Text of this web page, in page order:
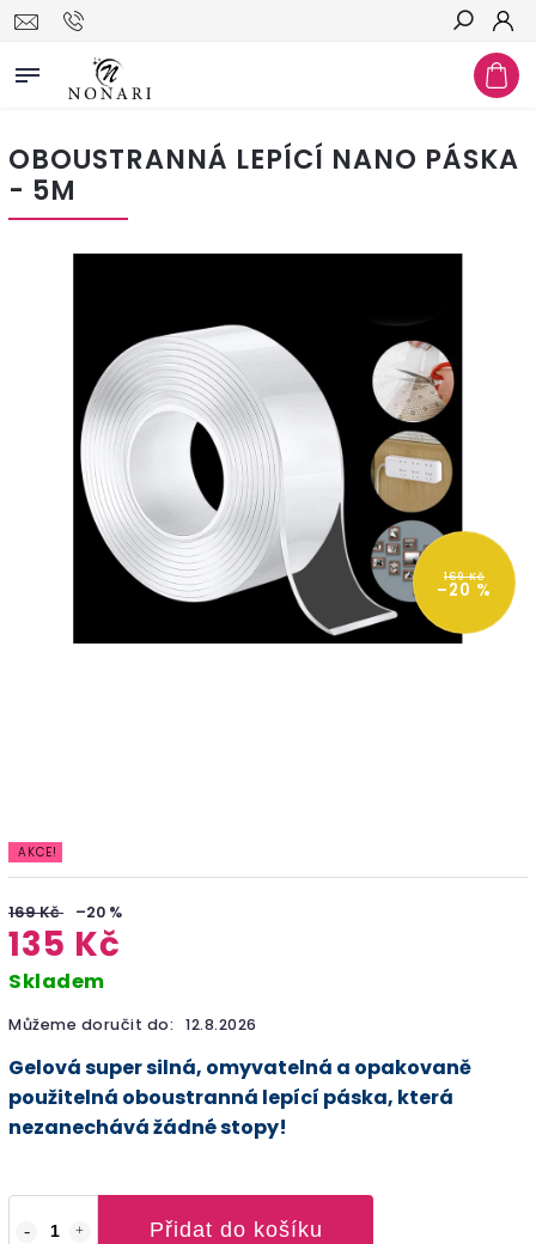
Hledat
OBOUSTRANNÁ LEPÍCÍ NANO PÁSKA
- 5M
169 Kč
–20 %
AKCE!
169 Kč –20 %
135 Kč
Skladem
Můžeme doručit do: 12.8.2026
Přidat do košíku
Gelová super silná, omyvatelná a opakovaně
použitelná oboustranná lepící páska, která
nezanechává žádné stopy!